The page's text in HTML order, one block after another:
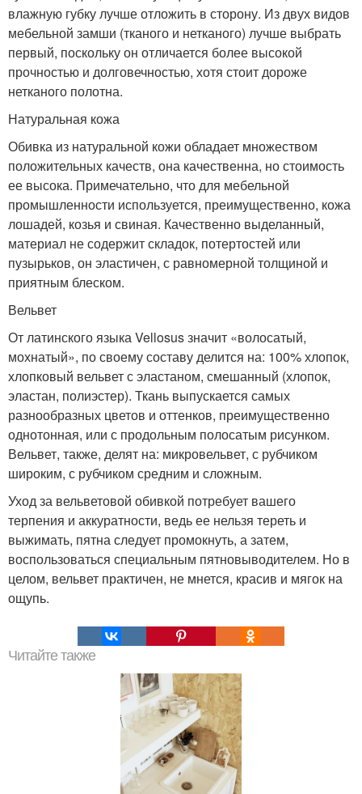
влажную губку лучше отложить в сторону. Из двух видов
мебельной замши (тканого и нетканого) лучше выбрать
первый, поскольку он отличается более высокой
прочностью и долговечностью, хотя стоит дороже
нетканого полотна.
Натуральная кожа
Обивка из натуральной кожи обладает множеством
положительных качеств, она качественна, но стоимость
ее высока. Примечательно, что для мебельной
промышленности используется, преимущественно, кожа
лошадей, козья и свиная. Качественно выделанный,
материал не содержит складок, потертостей или
пузырьков, он эластичен, с равномерной толщиной и
приятным блеском.
Вельвет
От латинского языка Vellosus значит «волосатый,
мохнатый», по своему составу делится на: 100% хлопок,
хлопковый вельвет с эластаном, смешанный (хлопок,
эластан, полиэстер). Ткань выпускается самых
разнообразных цветов и оттенков, преимущественно
однотонная, или с продольным полосатым рисунком.
Вельвет, также, делят на: микровельвет, с рубчиком
широким, с рубчиком средним и сложным.
Уход за вельветовой обивкой потребует вашего
терпения и аккуратности, ведь ее нельзя тереть и
выжимать, пятна следует промокнуть, а затем,
воспользоваться специальным пятновыводителем. Но в
целом, вельвет практичен, не мнется, красив и мягок на
ощупь.
Читайте также